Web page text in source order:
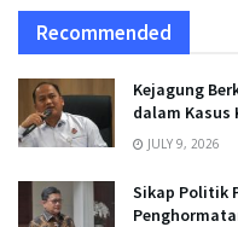
Recommended
Kejagung
dalam Kasus
JULY 9, 2026
Sikap Politik